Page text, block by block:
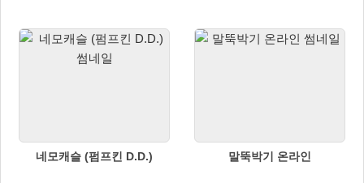
네모캐슬 (펌프킨 D.D.) 말뚝박기 온라인